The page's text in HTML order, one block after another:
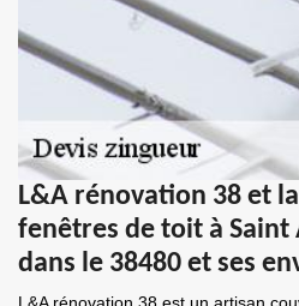
L&A rénovation 38 et
fenêtres de toit à Saint
dans le 38480 et ses